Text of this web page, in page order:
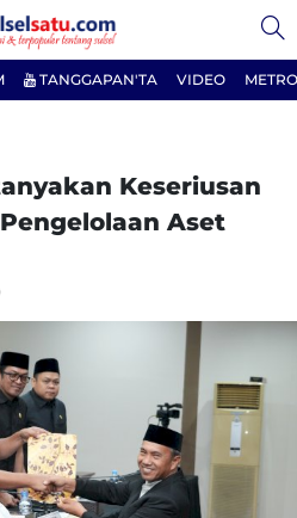
TANGGAPAN'TA VIDEO
Keseriusan
Aset